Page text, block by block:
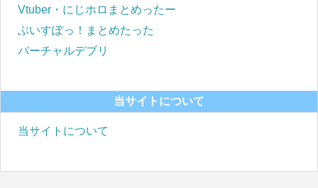
Vtuber・にじホロまとめったー
ぶいすぽっ！まとめたった
バーチャルデブリ
当サイトについて
当サイトについて